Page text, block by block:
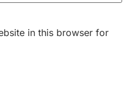
in this browser for